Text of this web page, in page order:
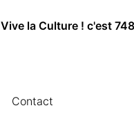
Vive la Culture ! c'est
Contact